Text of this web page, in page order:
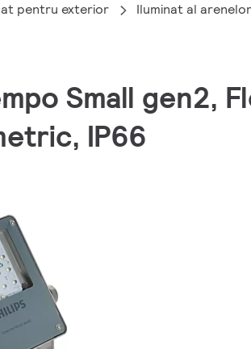
pentru exterior Iluminat al
Small gen2,
IP66